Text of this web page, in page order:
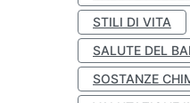
STILI DI VITA
SALUTE DEL
SOSTANZE